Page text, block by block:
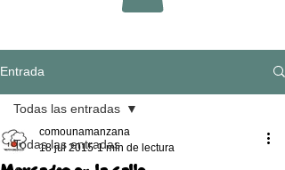
Entrada
Todas las entradas
Todas las entradas
comounamanzana
18 jul 2015 1 min de lectura